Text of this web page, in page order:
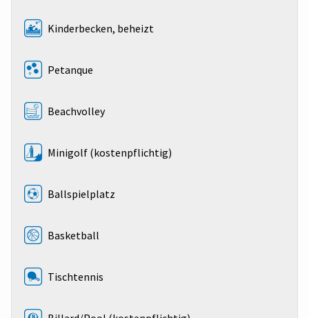
Kinderbecken, beheizt
Petanque
Beachvolley
Minigolf (kostenpflichtig)
Ballspielplatz
Basketball
Tischtennis